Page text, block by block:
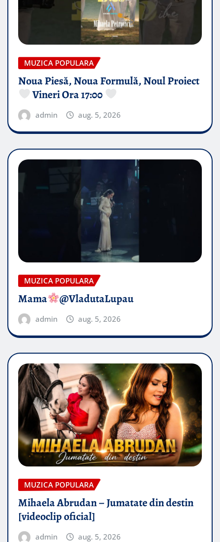
MUZICA POPULARA
Noua Piesă, Noua Formulă, Noul Proiect
Vineri Ora 17:00
admin aug. 5, 2026
MUZICA POPULARA
Mama @VladutaLupau
admin aug. 5, 2026
MUZICA POPULARA
Mihaela Abrudan – Jumatate din destin
[videoclip oficial]
admin aug. 5, 2026